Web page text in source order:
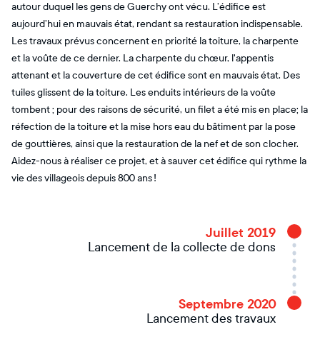
autour duquel les gens de Guerchy ont vécu. L’édifice est
aujourd’hui en mauvais état, rendant sa restauration indispensable.
Les travaux prévus concernent en priorité la toiture, la charpente
et la voûte de ce dernier. La charpente du chœur, l'appentis
attenant et la couverture de cet édifice sont en mauvais état. Des
tuiles glissent de la toiture. Les enduits intérieurs de la voûte
tombent ; pour des raisons de sécurité, un filet a été mis en place; la
réfection de la toiture et la mise hors eau du bâtiment par la pose
de gouttières, ainsi que la restauration de la nef et de son clocher.
Aidez-nous à réaliser ce projet, et à sauver cet édifice qui rythme la
vie des villageois depuis 800 ans !
Juillet 2019
Lancement de la collecte de dons
Septembre 2020
Lancement des travaux